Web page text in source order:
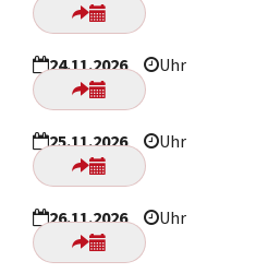
24.11.2026 Uhr
25.11.2026 Uhr
26.11.2026 Uhr